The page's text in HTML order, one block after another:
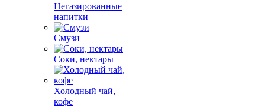
Негазированные
напитки
Смузи
Соки, нектары
Холодный чай,
кофе